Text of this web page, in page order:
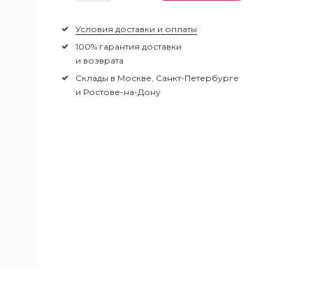
Условия доставки и оплаты
100% гарантия доставки
и возврата
Склады в Москве, Санкт-Петербурге
и Ростове-на-Дону